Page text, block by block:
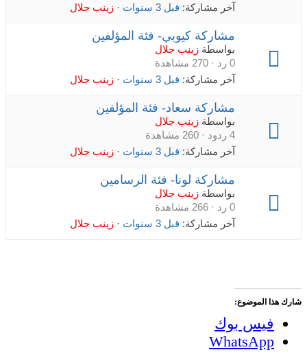
آخر مشاركة: قبل 3 سنوات · زينب جلال
مشاركة كيوبي- فئة المؤلفين
بواسطة زينب جلال
0 رد · 270 مشاهدة
آخر مشاركة: قبل 3 سنوات · زينب جلال
مشاركة سعاد- فئة المؤلفين
بواسطة زينب جلال
4 ردود · 260 مشاهدة
آخر مشاركة: قبل 3 سنوات · زينب جلال
مشاركة لونا- فئة الرسامين
بواسطة زينب جلال
0 رد · 266 مشاهدة
آخر مشاركة: قبل 3 سنوات · زينب جلال
شارك هذا الموضوع:
فيس بوك
WhatsApp